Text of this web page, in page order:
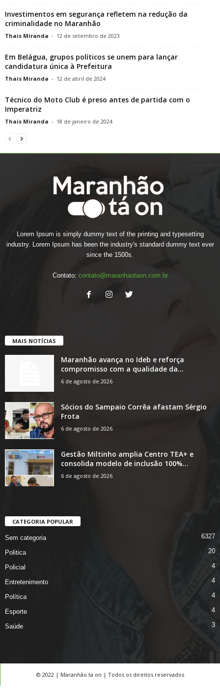
Investimentos em segurança refletem na redução da
criminalidade no Maranhão
Thais Miranda - 12 de setembro de 2023
Em Belágua, grupos políticos se unem para lançar
candidatura única à Prefeitura
Thais Miranda - 12 de abril de 2024
Técnico do Moto Club é preso antes de partida com o
Imperatriz
Thais Miranda - 18 de janeiro de 2024
Lorem Ipsum is simply dummy text of the printing and typesetting
industry. Lorem Ipsum has been the industry's standard dummy text ever
since the 1500s.
Contato: contato@maranhaotaon.com.br
MAIS NOTÍCIAS
Maranhão avança no Ideb e reforça
compromisso com a qualidade da...
6 de agosto de 2026
Sócios do Sampaio Corrêa afastam Sérgio
Frota
6 de agosto de 2026
Gestão Miltinho amplia Centro TEA+ e
consolida modelo de inclusão 100%...
6 de agosto de 2026
CATEGORIA POPULAR
Sem categoria 6327
Politica 20
Policial 4
Entretenimento 4
Política 4
Esporte 4
Saúde 3
© 2022 | Maranhão ta on | Todos os direitos reservados